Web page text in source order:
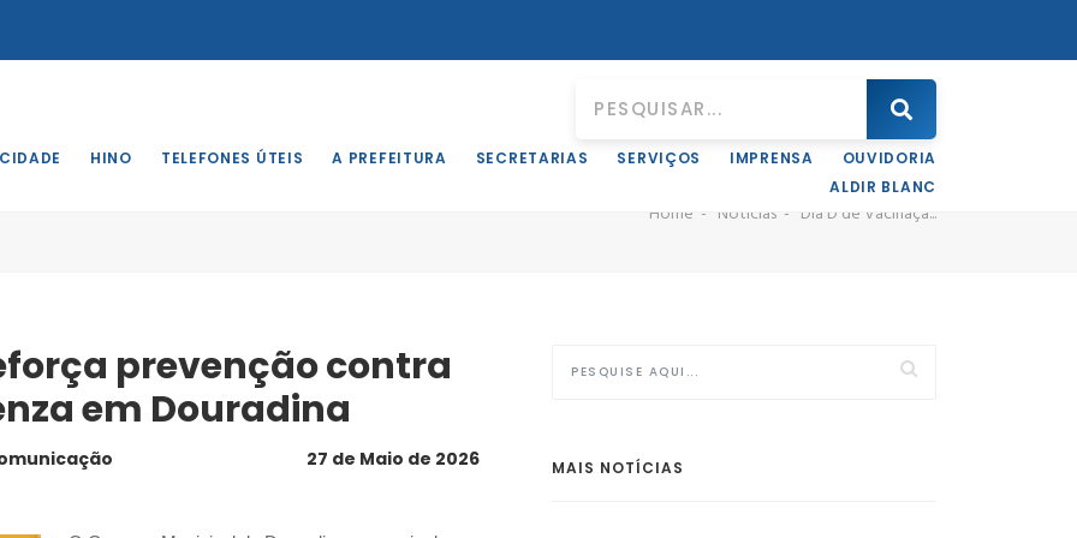
HINO TELEFONES ÚTEIS A PREFEITURA SECRETARIAS SERVIÇOS IMPRENSA
OUVIDORIA
ALDIR BLANC
Home Notícias Dia D de Vacinaçã...
prevenção contra
em Douradina
27 de Maio de 2026 MAIS NOTÍCIAS